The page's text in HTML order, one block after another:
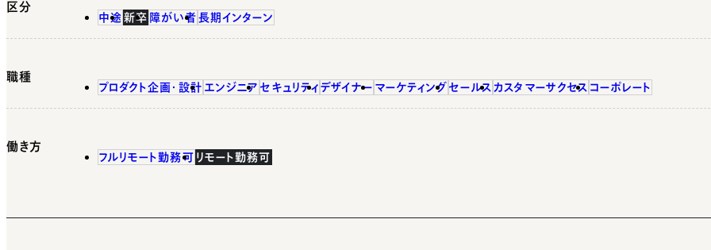
区分
中途 新卒 障がい者 長期インターン
職種
プロダクト企画・設計 エンジニア セキュリティ デザイナー マーケティング セールス カスタマーサクセス コーポレート
働き方
フルリモート勤務可 リモート勤務可